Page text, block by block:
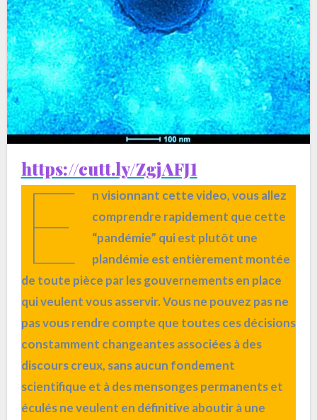
https://cutt.ly/ZgjAFJ1
E
n visionnant cette video, vous allez
comprendre rapidement que cette
“pandémie” qui est plutôt une
plandémie est entièrement montée
de toute pièce par les gouvernements en place
qui veulent vous asservir. Vous ne pouvez pas ne
pas vous rendre compte que toutes ces décisions
constamment changeantes associées à des
discours creux, sans aucun fondement
scientifique et à des mensonges permanents et
éculés ne veulent en définitive aboutir à une